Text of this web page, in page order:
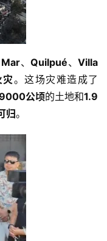
、Quilpué、Villa
。这场灾难造成了
公顷的土地和1.9
归。